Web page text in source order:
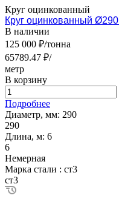
Круг оцинкованный
Круг оцинкованный
В наличии
125 000 ₽/тонна
65789.47 ₽/
метр
В корзину
Подробнее
Диаметр, мм: 290
290
Длина, м: 6
6
Немерная
Марка стали : ст3
ст3